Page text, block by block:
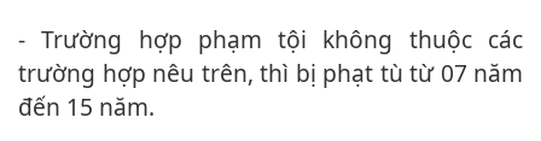
- Trường hợp phạm tội không thuộc các
trường hợp nêu trên, thì bị phạt tù từ 07 năm
đến 15 năm.